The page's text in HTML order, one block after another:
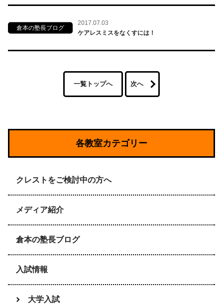
倉本の塾長ブログ
2017.07.03
ケアレスミスをなくすには！
一覧トップへ 次へ
各教室カテゴリー
クレストをご検討中の方へ
メディア紹介
倉本の塾長ブログ
入試情報
大学入試